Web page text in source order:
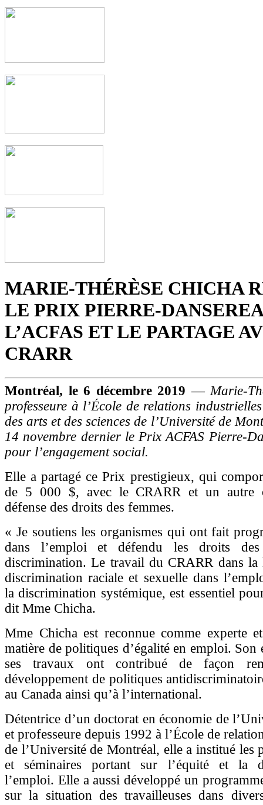
MARIE-THÉRÈSE CHICHA
LE PRIX PIERRE-
L’ACFAS ET LE PARTAGE
CRARR
Montréal, le 6 décembre 2019— Marie-
professeure à l’École de relations
des arts et des sciences de l’Université de
14 novembre dernier le Prix ACFAS Pierre-
pour l’engagement social.
Elle a partagé ce Prix prestigieux, qui
de 5 000 $, avec le CRARR et un autre
défense des droits des femmes.
« Je soutiens les organismes qui ont fait
dans l’emploi et défendu les droits
discrimination. Le travail du CRARR dans la
discrimination raciale et sexuelle dans
la discrimination systémique, est essentiel
dit Mme Chicha.
Mme Chicha est reconnue comme experte
matière de politiques d’égalité en emploi. Son
ses travaux ont contribué de façon
développement de politiques
au Canada ainsi qu’à l’international.
Détentrice d’un doctorat en économie de
et professeure depuis 1992 à l’École de
de l’Université de Montréal, elle a institué les
et séminaires portant sur l’équité et la
l’emploi. Elle a aussi développé un
sur la situation des travailleuses dans